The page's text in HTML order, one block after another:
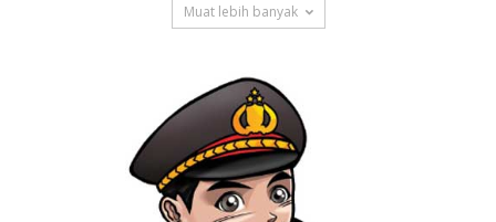
Muat lebih banyak